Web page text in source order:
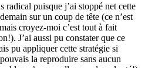
radical puisque j’ai stoppé net cette
sur un coup de tête (ce n’est
croyez-moi c’est tout à fait
J’ai aussi pu constater que ce
pu appliquer cette stratégie si
la reproduire sans aucun